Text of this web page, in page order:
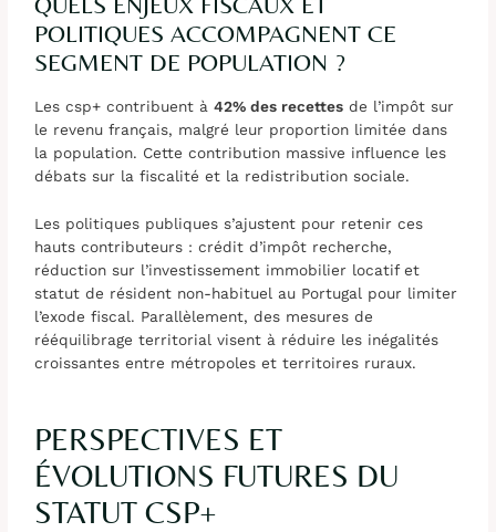
POLITIQUES ACCOMPAGNENT CE
SEGMENT DE POPULATION ?
Les csp+ contribuent à42% des recettes de l’impôt sur
le revenu français, malgré leur proportion limitée dans
la population. Cette contribution massive influence les
débats sur la fiscalité et la redistribution sociale.
Les politiques publiques s’ajustent pour retenir ces
hauts contributeurs : crédit d’impôt recherche,
réduction sur l’investissement immobilier locatif et
statut de résident non-habituel au Portugal pour limiter
l’exode fiscal. Parallèlement, des mesures de
rééquilibrage territorial visent à réduire les inégalités
croissantes entre métropoles et territoires ruraux.
PERSPECTIVES ET
ÉVOLUTIONS FUTURES DU
STATUT CSP+